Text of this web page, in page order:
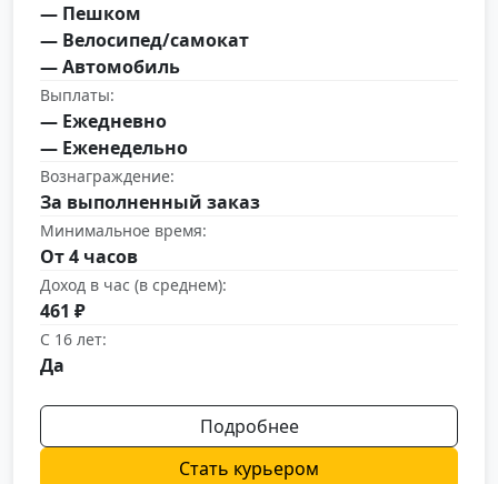
— Пешком
— Велосипед/самокат
— Автомобиль
Выплаты:
— Ежедневно
— Еженедельно
Вознаграждение:
За выполненный заказ
Минимальное время:
От 4 часов
Доход в час (в среднем):
461 ₽
С 16 лет:
Да
Подробнее
Стать курьером